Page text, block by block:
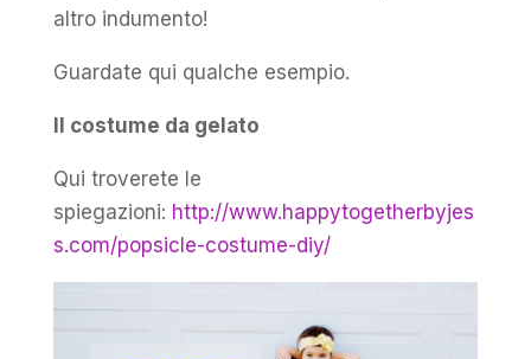
altro indumento!
Guardate qui qualche esempio.
Il costume da gelato
Qui troverete le
spiegazioni: http://www.happytogetherbyjes
s.com/popsicle-costume-diy/